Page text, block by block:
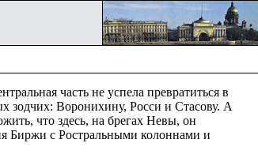
часть не успела превратиться в
зодчих: Воронихину, Росси и Стасову. А
что здесь, на брегах Невы, он
Биржи с Ростральными колоннами и